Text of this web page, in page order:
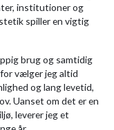
institutioner og
spiller en vigtig
brug og samtidig
vælger jeg altid
og lang levetid,
Uanset om det er en
leverer jeg et